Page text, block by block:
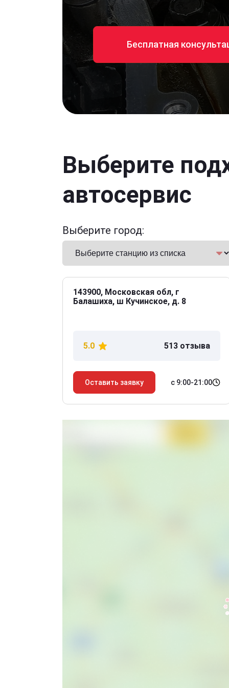
Бесплатная
Выберите
автосервис
Выберите город:
143900, Московская обл, г
Балашиха, ш Кучинское, д. 8
5.0 513 отзыва
Оставить заявку с 9:00-21:00